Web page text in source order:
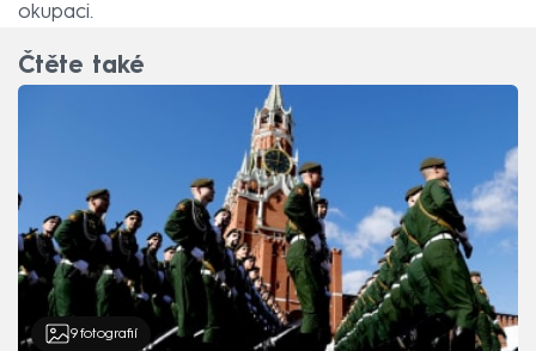
okupaci.
Čtěte také
9 fotografií